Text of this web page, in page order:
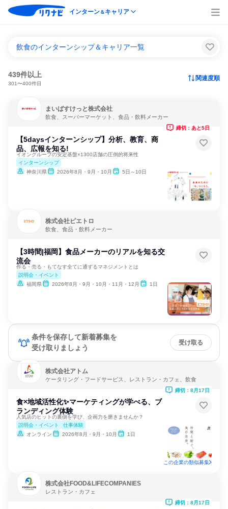
インターン＆キャリア
飲食のインターンシップ＆キャリア一覧
439件以上
301〜400件目
関連度順
まいばすけっと株式会社
飲食、スーパーマーケット、食品・飲料メーカー
【5daysインターンシップ】分析、教育、商
品、広報を知る!
イオングループの安定基盤×1300店舗の圧倒的将来性
インターンシップ
神奈川県
2026年8月・9月・10月 5日～10日
締切：あと5日
株式会社ピエトロ
飲食、食品・飲料メーカー
【3時間|福岡】食品メーカーのリアルを知る交
流会
作る・売る・もてなす全てに通ずるマネジメントとは
説明会・イベント
福岡県
2026年8月・9月・10月・11月・12月 1日
条件を保存して新着募集を
受け取りましょう
受け取る
株式会社アトム
ケータリング・フードサービス、レストラン・カフェ、飲食
食×地域活性化✨マーケティングが学べる、ブ
ランディング体験
人気店のヒットの裏側を学び、企画力を磨きませんか？
説明会・イベント
仕事体験
オンライン
2026年8月・9月・10月 1日
締切：8月17日
この企業の類似募集
株式会社FOOD&LIFECOMPANIES
レストラン・カフェ
締切：8月17日